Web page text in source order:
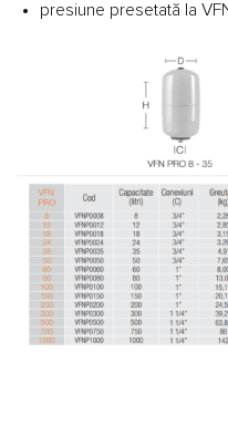
presiune presetată la